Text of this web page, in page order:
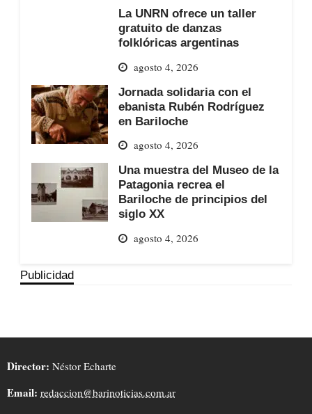
La UNRN ofrece un taller
gratuito de danzas
folklóricas argentinas
agosto 4, 2026
Jornada solidaria con el
ebanista Rubén Rodríguez
en Bariloche
agosto 4, 2026
Una muestra del Museo de la
Patagonia recrea el
Bariloche de principios del
siglo XX
agosto 4, 2026
Publicidad
Director: Néstor Echarte
Email: redaccion@barinoticias.com.ar